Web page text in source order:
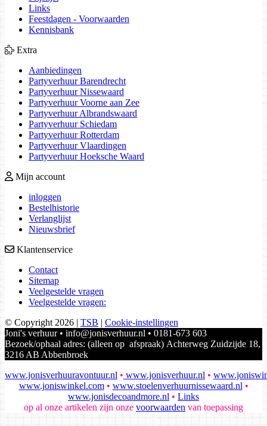
Links
Feestdagen - Voorwaarden
Kennisbank
Extra
Aanbiedingen
Partyverhuur Barendrecht
Partyverhuur Nissewaard
Partyverhuur Voorne aan Zee
Partyverhuur Albrandswaard
Partyverhuur Schiedam
Partyverhuur Rotterdam
Partyverhuur Vlaardingen
Partyverhuur Hoeksche Waard
Mijn account
inloggen
Bestelhistorie
Verlanglijst
Nieuwsbrief
Klantenservice
Contact
Sitemap
Veelgestelde vragen
Veelgestelde vragen:
© Copyright 2026 | TSB | Cookie-instellingen
Joni's verhuur • info@jonisverhuur.nl • 0181-673 603
Bezoek/ophaal adres: (alleen op afspraak) Achterweg Zuidzijde 18,
3216 AB Abbenbroek
www.jonisverhuuravontuur.nl • www.jonisverhuur.nl •
www.joniswinkel.com• www.stoelenverhuurnissewaard.nl •
www.jonisdecoandmore.nl • Links
op al onze artikelen zijn onze voorwaarden van toepassing